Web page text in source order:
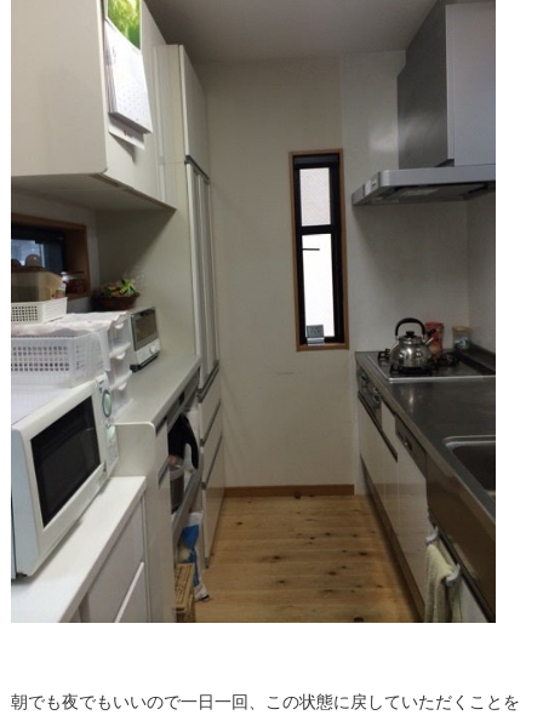
朝でも夜でもいいので一日一回、この状態に戻していただくことを